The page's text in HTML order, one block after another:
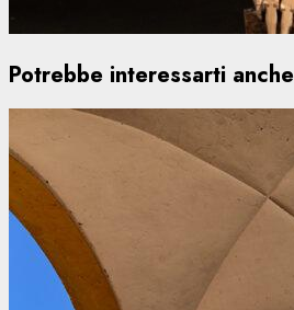
Potrebbe interessarti anche